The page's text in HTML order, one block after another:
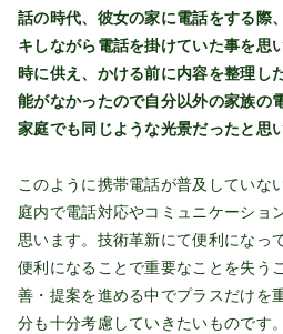
話の時代、彼女の家に電話をする際
キしながら電話を掛けていた事を思
時に供え、かける前に内容を整理し
能がなかったので自分以外の家族の
家庭でも同じような光景だったと思
このように携帯電話が普及していな
庭内で電話対応やコミュニケーショ
思います。技術革新にて便利になっ
便利になることで重要なことを失う
善・提案を進める中でプラスだけを
分も十分考慮していきたいものです。